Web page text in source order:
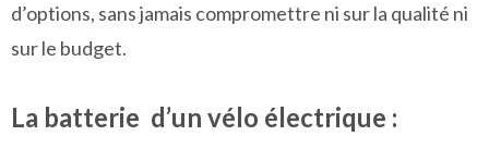
d’options, sans jamais compromettre ni sur la qualité ni
sur le budget.
La batterie d’un vélo électrique :